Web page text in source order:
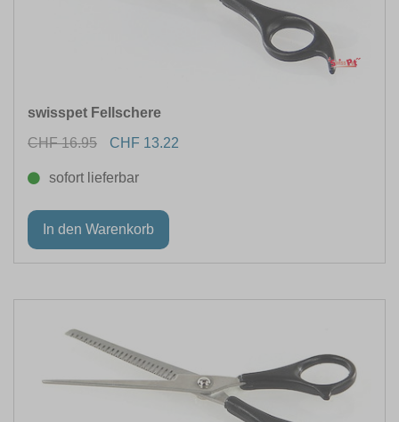
swisspet Fellschere
CHF 16.95
CHF 13.22
sofort lieferbar